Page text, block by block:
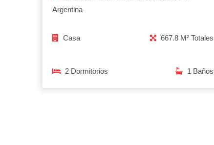
Argentina
Casa 667.8 M² Totales
2 Dormitorios 1 Baños